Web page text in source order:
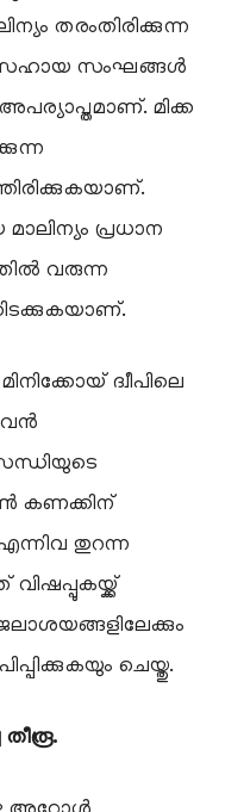
തരംതിരിക്കുന്ന
സഹായ സംഘങ്ങൾ
മിക്ക
പ്രധാന
വരുന്ന
ദ്വീപിലെ
വൻ
കണക്കിന്
എന്നിവ തുറന്ന
ചെയ്തു.
തീരൂ.